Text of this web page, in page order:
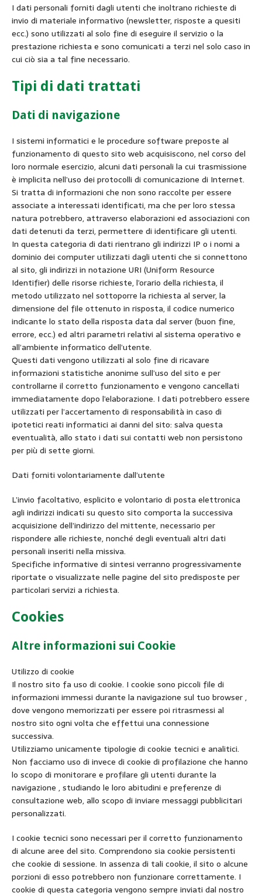
I dati personali forniti dagli utenti che inoltrano richieste di
invio di materiale informativo (newsletter, risposte a quesiti
ecc.) sono utilizzati al solo fine di eseguire il servizio o la
prestazione richiesta e sono comunicati a terzi nel solo caso in
cui ciò sia a tal fine necessario.
Tipi di dati trattati
Dati di navigazione
I sistemi informatici e le procedure software preposte al
funzionamento di questo sito web acquisiscono, nel corso del
loro normale esercizio, alcuni dati personali la cui trasmissione
è implicita nell’uso dei protocolli di comunicazione di Internet.
Si tratta di informazioni che non sono raccolte per essere
associate a interessati identificati, ma che per loro stessa
natura potrebbero, attraverso elaborazioni ed associazioni con
dati detenuti da terzi, permettere di identificare gli utenti.
In questa categoria di dati rientrano gli indirizzi IP o i nomi a
dominio dei computer utilizzati dagli utenti che si connettono
al sito, gli indirizzi in notazione URI (Uniform Resource
Identifier) delle risorse richieste, l’orario della richiesta, il
metodo utilizzato nel sottoporre la richiesta al server, la
dimensione del file ottenuto in risposta, il codice numerico
indicante lo stato della risposta data dal server (buon fine,
errore, ecc.) ed altri parametri relativi al sistema operativo e
all’ambiente informatico dell’utente.
Questi dati vengono utilizzati al solo fine di ricavare
informazioni statistiche anonime sull’uso del sito e per
controllarne il corretto funzionamento e vengono cancellati
immediatamente dopo l’elaborazione. I dati potrebbero essere
utilizzati per l’accertamento di responsabilità in caso di
ipotetici reati informatici ai danni del sito: salva questa
eventualità, allo stato i dati sui contatti web non persistono
per più di sette giorni.
Dati forniti volontariamente dall’utente
L’invio facoltativo, esplicito e volontario di posta elettronica
agli indirizzi indicati su questo sito comporta la successiva
acquisizione dell’indirizzo del mittente, necessario per
rispondere alle richieste, nonché degli eventuali altri dati
personali inseriti nella missiva.
Specifiche informative di sintesi verranno progressivamente
riportate o visualizzate nelle pagine del sito predisposte per
particolari servizi a richiesta.
Cookies
Altre informazioni sui Cookie
Utilizzo di cookie
Il nostro sito fa uso di cookie. I cookie sono piccoli file di
informazioni immessi durante la navigazione sul tuo browser ,
dove vengono memorizzati per essere poi ritrasmessi al
nostro sito ogni volta che effettui una connessione
successiva.
Utilizziamo unicamente tipologie di cookie tecnici e analitici.
Non facciamo uso di invece di cookie di profilazione che hanno
lo scopo di monitorare e profilare gli utenti durante la
navigazione , studiando le loro abitudini e preferenze di
consultazione web, allo scopo di inviare messaggi pubblicitari
personalizzati.
I cookie tecnici sono necessari per il corretto funzionamento
di alcune aree del sito. Comprendono sia cookie persistenti
che cookie di sessione. In assenza di tali cookie, il sito o alcune
porzioni di esso potrebbero non funzionare correttamente. I
cookie di questa categoria vengono sempre inviati dal nostro